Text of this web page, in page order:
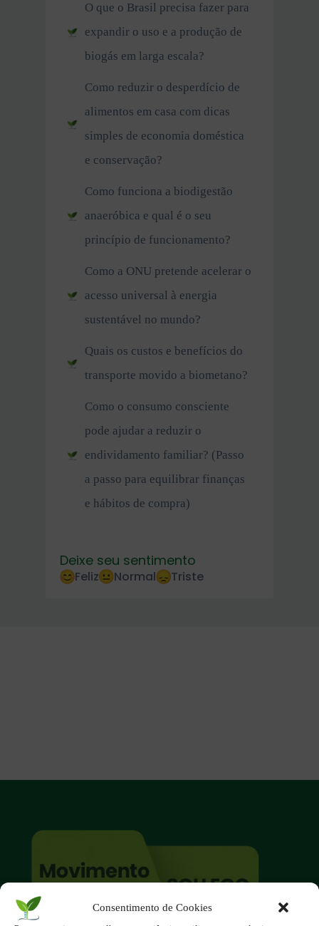
Consentimento de Cookies
O que o Brasil precisa fazer para
expandir o uso e a produção de
biogás em larga escala?
Como reduzir o desperdício de
alimentos em casa com dicas
simples de economia doméstica
e conservação?
Como funciona a biodigestão
anaeróbica e qual é o seu
princípio de funcionamento?
Como a ONU pretende acelerar o
acesso universal à energia
sustentável no mundo?
Quais os custos e benefícios do
transporte movido a biometano?
Como o consumo consciente
pode ajudar a reduzir o
endividamento familiar? (Passo
a passo para equilibrar finanças
e hábitos de compra)
Deixe seu sentimento
Feliz Normal Triste